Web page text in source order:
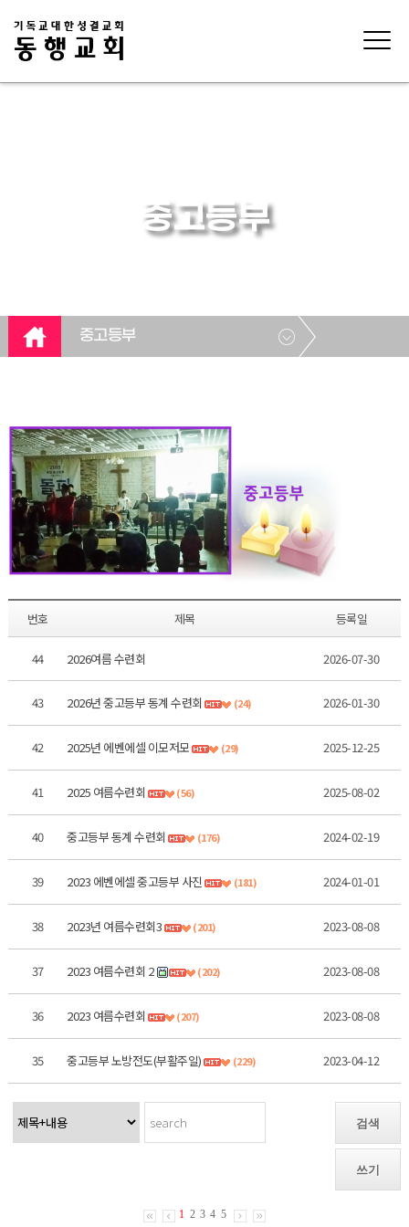
중고등부
중고등부
번호 제목 등록일
44 2026여름 수련회 2026-07-30
43 2026년 중고등부 동계 수련회 (24) 2026-01-30
42 2025년 에벤에셀 이모저모 (29) 2025-12-25
41 2025 여름수련회 (56) 2025-08-02
40 중고등부 동계 수련회 (176) 2024-02-19
39 2023 에벤에셀 중고등부 사진 (181) 2024-01-01
38 2023년 여름수련회3 (201) 2023-08-08
37 2023 여름수련회 2 (202) 2023-08-08
36 2023 여름수련회 (207) 2023-08-08
35 중고등부 노방전도(부활주일) (229) 2023-04-12
검색
쓰기
1 2 3 4 5